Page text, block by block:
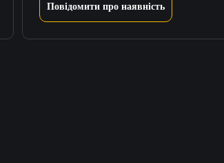
Повідомити про наявність